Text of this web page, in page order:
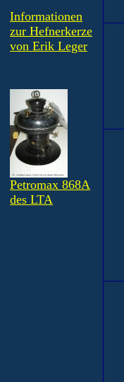
Informationen
zur Hefnerkerze
von Erik Leger
Petromax 868A
des LTA